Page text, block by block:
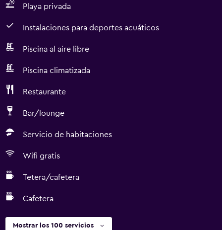
Playa privada
Instalaciones para deportes acuáticos
Piscina al aire libre
Piscina climatizada
Restaurante
Bar/lounge
Servicio de habitaciones
Wifi gratis
Tetera/cafetera
Cafetera
Mostrar los 100 servicios